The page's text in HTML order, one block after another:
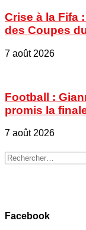
Crise à la Fifa
des Coupes
7 août 2026
Football :
promis la
7 août 2026
Rechercher :
Facebook